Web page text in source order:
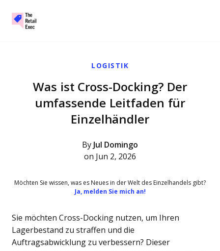
LOGISTIK
Was ist Cross-Docking? Der
umfassende Leitfaden für
Einzelhändler
By Jul Domingo
on Jun 2, 2026
Möchten Sie wissen, was es Neues in der Welt des Einzelhandels gibt?
Ja, melden Sie mich an!
Sie möchten Cross-Docking nutzen, um Ihren
Lagerbestand zu straffen und die
Auftragsabwicklung zu verbessern? Dieser